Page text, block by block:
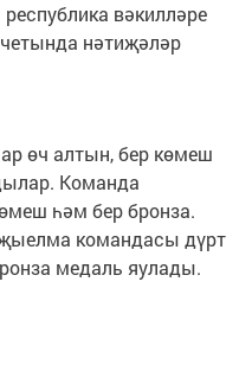
вәкилләре
нәтиҗәләр
өч алтын, бер көмеш
Команда
һәм бер бронза.
командасы дүрт
медаль яулады.